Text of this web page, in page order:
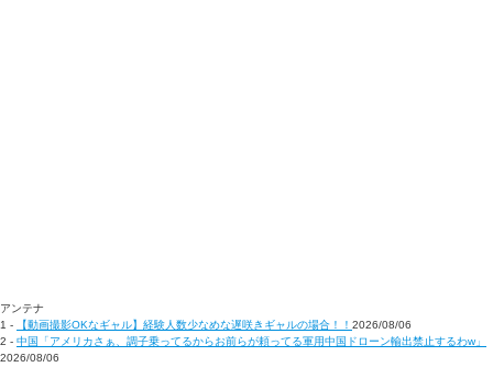
アンテナ
1 -
【動画撮影OKなギャル】経験人数少なめな遅咲きギャルの場合！！ 2026/08/06
2 - 中国「アメリカさぁ、調子乗ってるからお前らが頼ってる軍用中国ドローン輸出禁止するわw」
2026/08/06